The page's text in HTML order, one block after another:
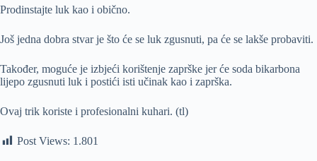
Prodinstajte luk kao i obično.
Još jedna dobra stvar je što će se luk zgusnuti, pa će se lakše probaviti.
Također, moguće je izbjeći korištenje zaprške jer će soda bikarbona
lijepo zgusnuti luk i postići isti učinak kao i zaprška.
Ovaj trik koriste i profesionalni kuhari. (tl)
Post Views: 1.801